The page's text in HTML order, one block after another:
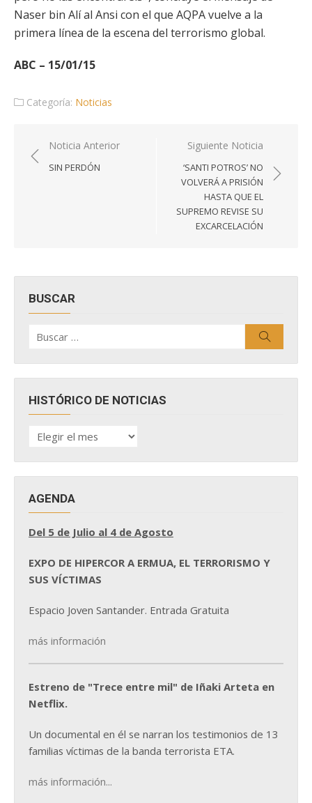
Naser bin Alí al Ansi con el que AQPA vuelve a la
primera línea de la escena del terrorismo global.
ABC – 15/01/15
Categoría: Noticias
Navegación
de
Noticia Anterior
SIN PERDÓN
Siguiente Noticia
‘SANTI POTROS’ NO
VOLVERÁ A PRISIÓN
HASTA QUE EL
SUPREMO REVISE SU
EXCARCELACIÓN
BUSCAR
por:
HISTÓRICO DE NOTICIAS
HISTÓRICO
DE
AGENDA
Del 5 de Julio al 4 de Agosto
EXPO DE HIPERCOR A ERMUA, EL TERRORISMO Y
SUS VÍCTIMAS
Espacio Joven Santander. Entrada Gratuita
más información
Estreno de "Trece entre mil" de Iñaki Arteta en
Netflix.
Un documental en él se narran los testimonios de 13
familias víctimas de la banda terrorista ETA.
más información...